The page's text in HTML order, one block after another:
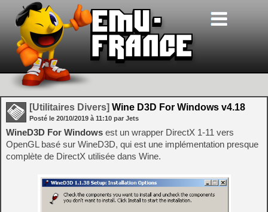
[Utilitaires Divers] Wine D3D For Windows v4.18
Posté le 20/10/2019 à 11:10 par Jets
WineD3D For Windows est un wrapper DirectX 1-11 vers
OpenGL basé sur WineD3D, qui est une implémentation presque
complète de DirectX utilisée dans Wine.